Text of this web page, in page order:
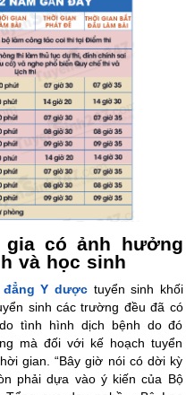
có ảnh hưởng
và học sinh
đẳng Y dược tuyển sinh khối
sinh các trường đều đã có
tình hình dịch bệnh do đó
mà đối với kế hoạch tuyển
gian. “Bây giờ nói có dời kỳ
phải dựa vào ý kiến của Bộ